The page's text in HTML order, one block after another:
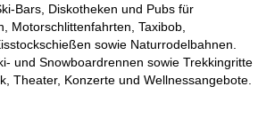
Bars, Diskotheken und Pubs für
Motorschlittenfahrten, Taxibob,
sowie Naturrodelbahnen.
und Snowboardrennen sowie Trekkingritte
Theater, Konzerte und Wellnessangebote.